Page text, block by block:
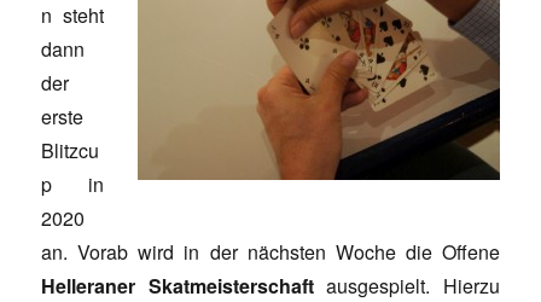
n steht
dann
der
erste
Blitzcu
p in
2020
an. Vorab wird in der nächsten Woche die Offene
Helleraner Skatmeisterschaftausgespielt. Hierzu